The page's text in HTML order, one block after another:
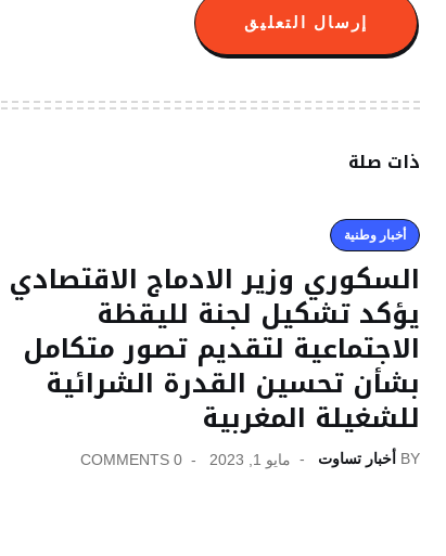
ذات صلة
أخبار وطنية
السكوري وزير الادماج الاقتصادي
يؤكد تشكيل لجنة لليقظة
الاجتماعية لتقديم تصور متكامل
بشأن تحسين القدرة الشرائية
للشغيلة المغربية
BY أخبار تساوت مايو 1, 2023 0 COMMENTS